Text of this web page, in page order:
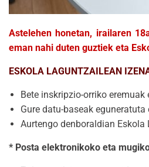
Astelehen honetan, irailaren
eman nahi duten guztiek eta
ESKOLA LAGUNTZAILEAN
Bete inskripzio-orriko
Gure datu-baseak
Aurtengo denboraldian
* Posta elektronikoko eta